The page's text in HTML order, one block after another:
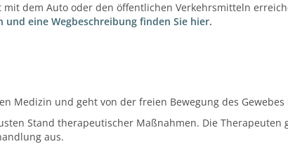
dem Auto oder den öffentlichen Verkehrsmitteln
eine Wegbeschreibung finden Sie hier.
Medizin und geht von der freien Bewegung des
Stand therapeutischer Maßnahmen. Die
aus.